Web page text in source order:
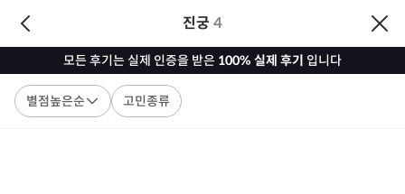
진궁 4
모든 후기는 실제 인증을 받은 100% 실제 후기 입니다
별점높은순 고민종류